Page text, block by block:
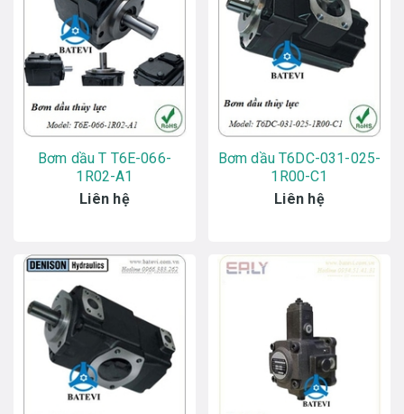
Bơm dầu T T6E-066-
1R02-A1
Liên hệ
Bơm dầu T6DC-031-025-
1R00-C1
Liên hệ